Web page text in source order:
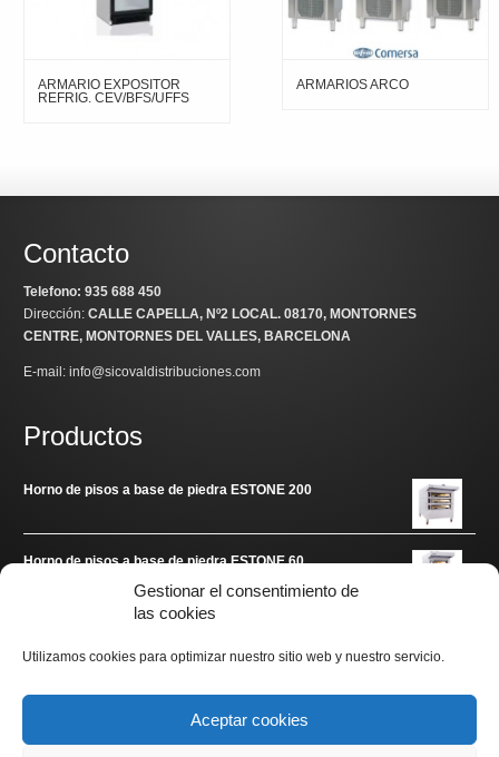
Gestionar el consentimiento de
las cookies
Utilizamos cookies para optimizar nuestro sitio web y nuestro servicio.
Aceptar cookies
ARMARIO EXPOSITOR
REFRIG. CEV/BFS/UFFS
ARMARIOS ARCO
Contacto
Telefono: 935 688 450
Dirección:CALLE CAPELLA, Nº2 LOCAL. 08170, MONTORNES
CENTRE, MONTORNES DEL VALLES, BARCELONA
E-mail: info@sicovaldistribuciones.com
Productos
Horno de pisos a base de piedra ESTONE 200
Horno de pisos a base de piedra ESTONE 60
Enlaces de interés
www.arditec.es